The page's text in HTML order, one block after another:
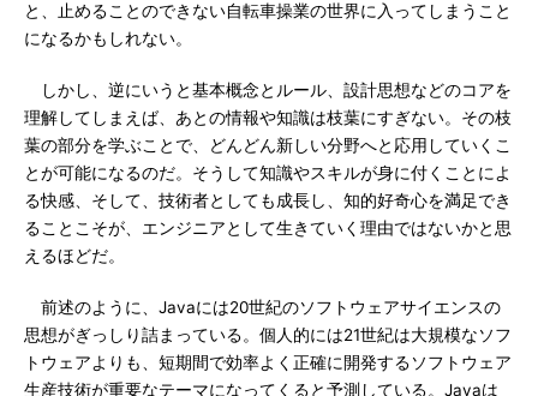
と、止めることのできない自転車操業の世界に入ってしまうこと
になるかもしれない。
しかし、逆にいうと基本概念とルール、設計思想などのコアを
理解してしまえば、あとの情報や知識は枝葉にすぎない。その枝
葉の部分を学ぶことで、どんどん新しい分野へと応用していくこ
とが可能になるのだ。そうして知識やスキルが身に付くことによ
る快感、そして、技術者としても成長し、知的好奇心を満足でき
ることこそが、エンジニアとして生きていく理由ではないかと思
えるほどだ。
前述のように、Javaには20世紀のソフトウェアサイエンスの
思想がぎっしり詰まっている。個人的には21世紀は大規模なソフ
トウェアよりも、短期間で効率よく正確に開発するソフトウェア
生産技術が重要なテーマになってくると予測している。Javaは